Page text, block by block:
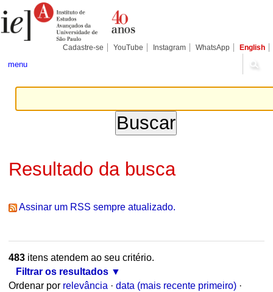
para
conteúdo.
Pessoais
Cadastre-se YouTube Instagram WhatsApp English
menu
Resultado da busca
Assinar um RSS sempre atualizado.
483itens atendem ao seu critério.
Filtrar os resultados
Ordenar por relevância · data (mais recente primeiro) ·